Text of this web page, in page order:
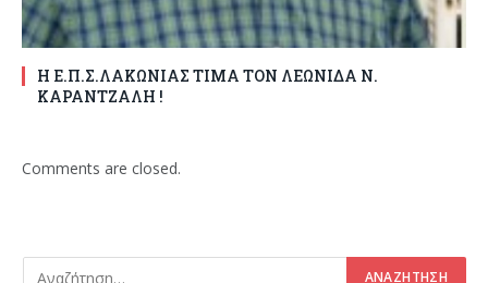
Η Ε.Π.Σ.ΛΑΚΩΝΙΑΣ ΤΙΜΑ ΤΟΝ ΛΕΩΝΙΔΑ Ν.
ΚΑΡΑΝΤΖΑΛΗ !
Comments are closed.